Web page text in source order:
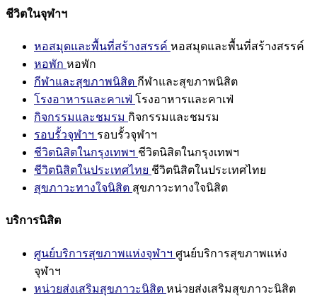
ชีวิตในจุฬาฯ
หอสมุดและพื้นที่สร้างสรรค์ หอสมุดและพื้นที่สร้างสรรค์
หอพัก หอพัก
กีฬาและสุขภาพนิสิต กีฬาและสุขภาพนิสิต
โรงอาหารและคาเฟ่ โรงอาหารและคาเฟ่
กิจกรรมและชมรม กิจกรรมและชมรม
รอบรั้วจุฬาฯ รอบรั้วจุฬาฯ
ชีวิตนิสิตในกรุงเทพฯ ชีวิตนิสิตในกรุงเทพฯ
ชีวิตนิสิตในประเทศไทย ชีวิตนิสิตในประเทศไทย
สุขภาวะทางใจนิสิต สุขภาวะทางใจนิสิต
บริการนิสิต
ศูนย์บริการสุขภาพแห่งจุฬาฯ ศูนย์บริการสุขภาพแห่ง
จุฬาฯ
หน่วยส่งเสริมสุขภาวะนิสิต หน่วยส่งเสริมสุขภาวะนิสิต